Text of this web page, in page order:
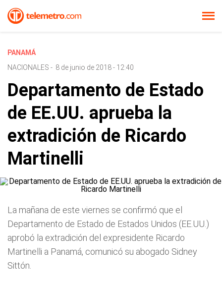
PANAMÁ
NACIONALES - 8 de junio de 2018 - 12:40
Departamento de Estado
de EE.UU. aprueba la
extradición de Ricardo
Martinelli
La mañana de este viernes se confirmó que el
Departamento de Estado de Estados Unidos (EE.UU.)
aprobó la extradición del expresidente Ricardo
Martinelli a Panamá, comunicó su abogado Sidney
Sittón.